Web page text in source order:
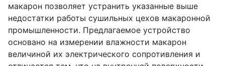
макарон позволяет устранить указанные выше
недостатки работы сушильных цехов макаронной
промышленности. Предлагаемое устройство
основано на измерении влажности макарон
величиной их электрического сопротивления и